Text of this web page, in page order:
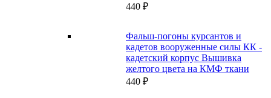
440 ₽
Фальш-погоны курсантов и
кадетов вооруженные силы КК -
кадетский корпус Вышивка
желтого цвета на КМФ ткани
440 ₽